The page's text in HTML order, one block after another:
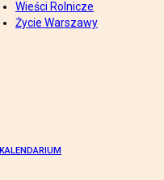
Wieści Rolnicze
Życie Warszawy
KALENDARIUM